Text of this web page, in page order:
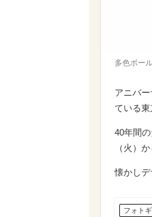
多色ボー
アニバ
ている東
40年間
（火）
懐かしデ
フォト